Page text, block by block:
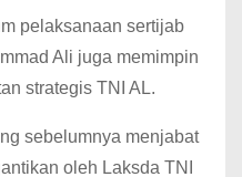
pelaksanaan sertijab
Ali juga memimpin
strategis TNI AL.
sebelumnya menjabat
oleh Laksda TNI